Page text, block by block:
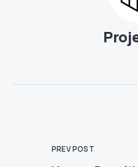
PREV POST